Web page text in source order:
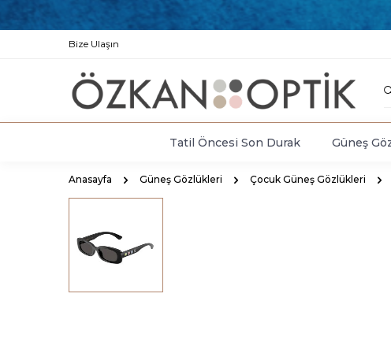
Bize Ulaşın
Tatil Öncesi Son Durak Güneş
Anasayfa Güneş Gözlükleri Çocuk Güneş Gözlükleri